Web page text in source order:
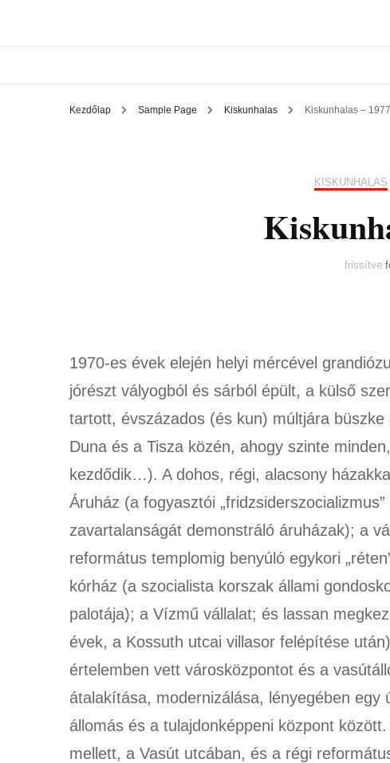
Kezdőlap Sample Page Kiskunhalas Kiskunhalas – 1977
KISKUNHALAS
frissítve
1970-es évek elején helyi mércével
jórészt vályogból és sárból épült, a külső
tartott, évszázados (és kun) múltjára
Duna és a Tisza közén, ahogy szinte
kezdődik…). A dohos, régi, alacsony
Áruház (a fogyasztói
zavartalanságát demonstráló áruházak); a
református templomig benyúló egykori
kórház (a szocialista korszak állami
palotája); a Vízmű vállalat; és lassan
évek, a Kossuth utcai villasor felépítése
értelemben vett városközpontot és a
átalakítása, modernizálása, lényegében
állomás és a tulajdonképpeni központ
mellett, a Vasút utcában, és a régi